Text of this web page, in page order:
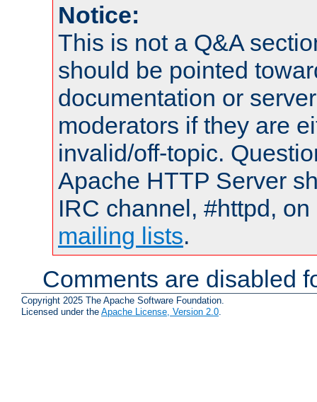
Notice:
This is not a Q&A
should be pointed
documentation or
moderators if they are
invalid/off-topic.
Apache HTTP Server
IRC channel, #httpd,
mailing lists.
Comments are disabled
Copyright 2025 The Apache Software Foundation.
Licensed under the Apache License, Version 2.0.